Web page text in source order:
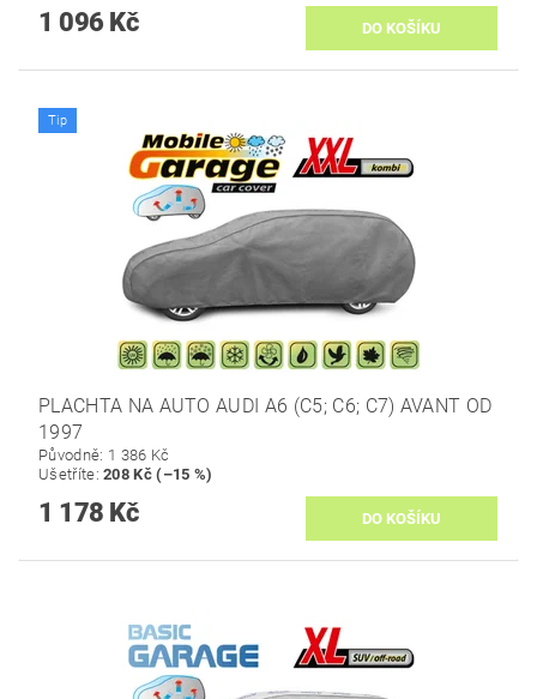
1 096 Kč
Tip
PLACHTA NA AUTO AUDI A6 (C5; C6; C7) AVANT OD
1997
Původně: 1 386 Kč
Ušetříte:208 Kč (–15 %)
1 178 Kč